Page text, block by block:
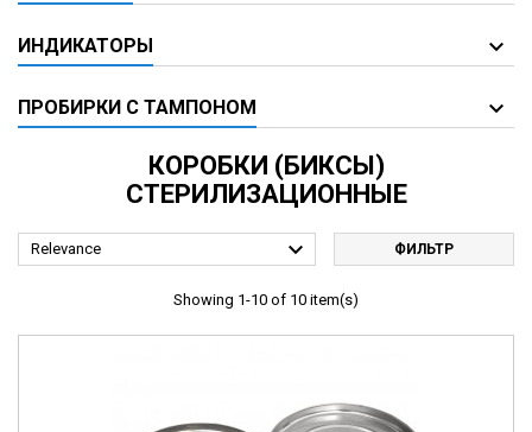
ИНДИКАТОРЫ
ПРОБИРКИ С ТАМПОНОМ
КОРОБКИ (БИКСЫ)
СТЕРИЛИЗАЦИОННЫЕ
Relevance  ФИЛЬТР
Showing 1-10 of 10 item(s)